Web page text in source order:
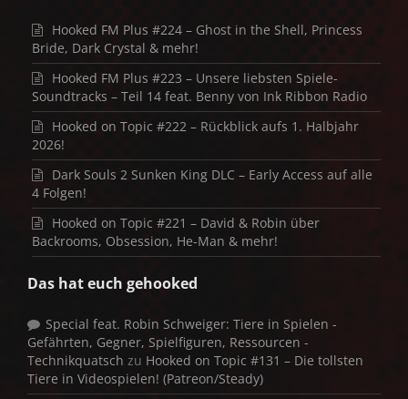
Hooked FM Plus #224 – Ghost in the Shell, Princess
Bride, Dark Crystal & mehr!
Hooked FM Plus #223 – Unsere liebsten Spiele-
Soundtracks – Teil 14 feat. Benny von Ink Ribbon Radio
Hooked on Topic #222 – Rückblick aufs 1. Halbjahr
2026!
Dark Souls 2 Sunken King DLC – Early Access auf alle
4 Folgen!
Hooked on Topic #221 – David & Robin über
Backrooms, Obsession, He-Man & mehr!
Das hat euch gehooked
Special feat. Robin Schweiger: Tiere in Spielen -
Gefährten, Gegner, Spielfiguren, Ressourcen -
Technikquatsch zu Hooked on Topic #131 – Die tollsten
Tiere in Videospielen! (Patreon/Steady)